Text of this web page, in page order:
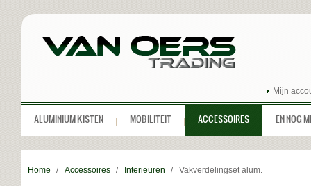
Mijn
ALUMINIUM KISTEN MOBILITEIT ACCESSOIRES EN NOG
Home / Accessoires / Interieuren / Vakverdelingset alum.